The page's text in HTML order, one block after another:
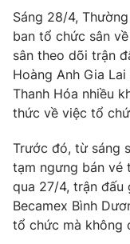
Thị trường
Góc doanh nghiệp
Truyền hình
Phim VTV
Hậu trường
Nhân vật
Khán giả
Giải sao mai
Giải trí
Âm nhạc
Sao
Đời sống
Du lịch
Làm đẹp
Chất lượng cuộc
Giáo dục
Tuyển sinh
Công nghệ
Sáng 28/4,
ban tổ chức sân
sân theo dõi trận
Hoàng Anh Gia Lai
Thanh Hóa nhiều
thức về việc tổ
Trước đó, từ sáng
tạm ngưng bán vé
qua 27/4, trận đấu
Becamex Bình
tổ chức mà không